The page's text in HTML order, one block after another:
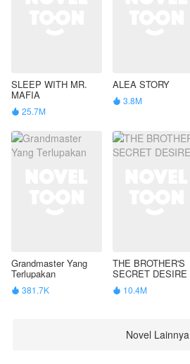
SLEEP WITH MR.
MAFIA
 25.7M
ALEA STORY
 3.8M
Grandmaster Yang
Terlupakan
 381.7K
THE BROTHER'S
SECRET DESIRE
 10.4M
Novel Lainnya